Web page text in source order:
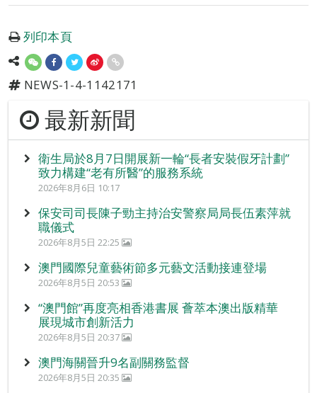
列印本頁
NEWS-1-4-1142171
最新新聞
衛生局於8月7日開展新一輪“長者安裝假牙計劃”
致力構建“老有所醫”的服務系統
2026年8月6日 10:17
保安司司長陳子勁主持治安警察局局長伍素萍就
職儀式
2026年8月5日 22:25
澳門國際兒童藝術節多元藝文活動接連登場
2026年8月5日 20:53
“澳門館”再度亮相香港書展 薈萃本澳出版精華
展現城市創新活力
2026年8月5日 20:37
澳門海關晉升9名副關務監督
2026年8月5日 20:35